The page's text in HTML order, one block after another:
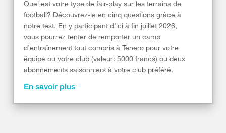
Quel est votre type de fair-play sur les terrains de
football? Découvrez-le en cinq questions grâce à
notre test. En y participant d’ici à fin juillet 2026,
vous pourrez tenter de remporter un camp
d’entraînement tout compris à Tenero pour votre
équipe ou votre club (valeur: 5000 francs) ou deux
abonnements saisonniers à votre club préféré.
En savoir plus